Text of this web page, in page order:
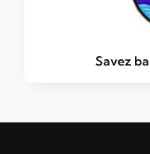
Savez